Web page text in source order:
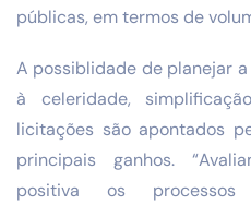
públicas, em termos de
A possiblidade de planejar
à celeridade,
licitações são apontados
principais ganhos.
positiva os